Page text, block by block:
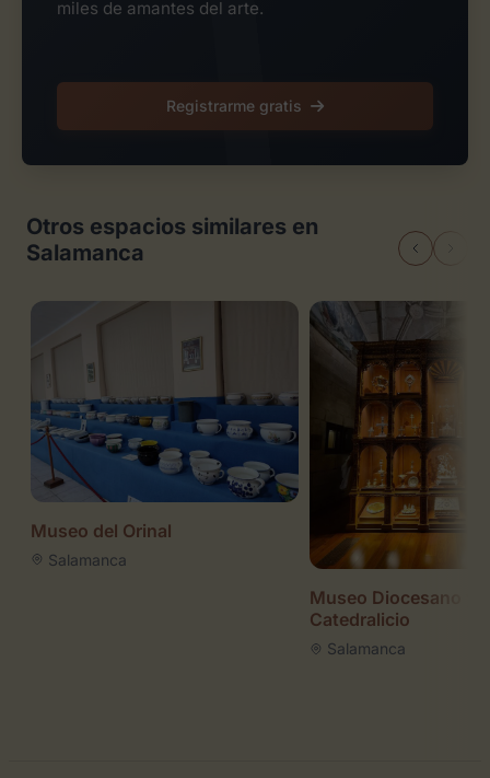
miles de amantes del arte.
Registrarme gratis
Otros espacios similares en
Salamanca
Museo del Orinal
Salamanca
Museo Diocesano y
Catedralicio
Salamanca